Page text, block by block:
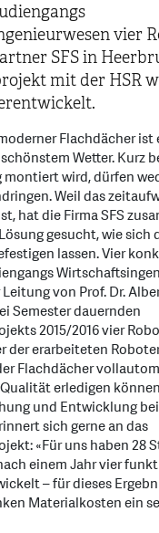
vier
SFS in
mit der HSR
Flachdächer ist
Wetter. Kurz
montiert wird, dürfen
Weil das
hat die Firma SFS
gesucht, wie sich
lassen. Vier
von Prof. Dr.
Semester dauernden
2015/2016 vier
der erarbeiteten
Flachdächer
erledigen
und Entwicklung
sich gerne an das
«Für uns haben 28
einem Jahr vier
– für dieses
Materialkosten ein